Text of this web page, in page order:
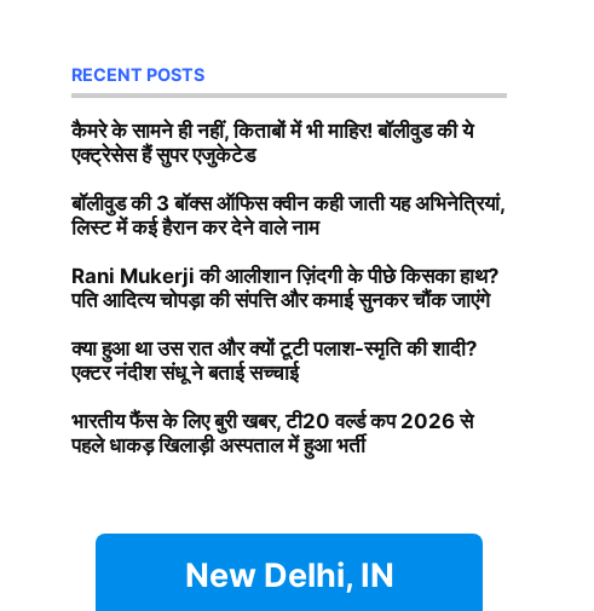
RECENT POSTS
कैमरे के सामने ही नहीं, किताबों में भी माहिर! बॉलीवुड की ये
एक्ट्रेसेस हैं सुपर एजुकेटेड
बॉलीवुड की 3 बॉक्स ऑफिस क्वीन कही जाती यह अभिनेत्रियां,
लिस्ट में कई हैरान कर देने वाले नाम
Rani Mukerji की आलीशान ज़िंदगी के पीछे किसका हाथ?
पति आदित्य चोपड़ा की संपत्ति और कमाई सुनकर चौंक जाएंगे
क्या हुआ था उस रात और क्यों टूटी पलाश-स्मृति की शादी?
एक्टर नंदीश संधू ने बताई सच्चाई
भारतीय फैंस के लिए बुरी खबर, टी20 वर्ल्ड कप 2026 से
पहले धाकड़ खिलाड़ी अस्पताल में हुआ भर्ती
New Delhi, IN